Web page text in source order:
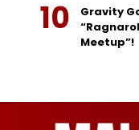
Gravity
Meetup”!